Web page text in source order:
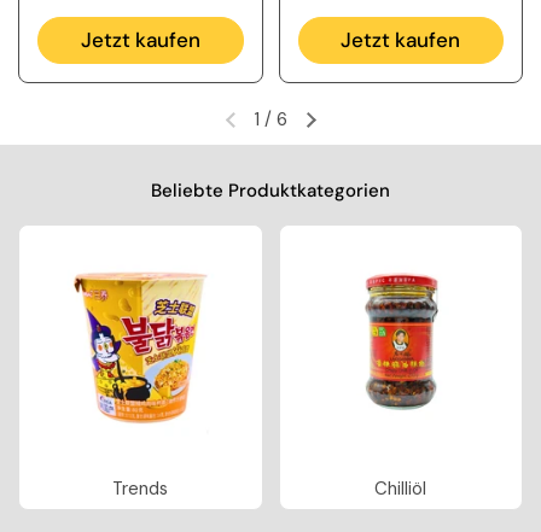
Jetzt kaufen Jetzt kaufen
Vorherige FolieNächste Folie
1 / 6
Beliebte Produktkategorien
Trends Chilliöl